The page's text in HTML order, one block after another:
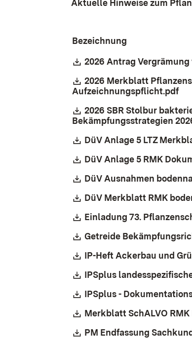
Aktuelle Hinweise zum
Bezeichnung
Download:
2026 Antrag
Download:
2026 Merkblatt
Aufzeichnungspflicht.pdf
Download:
2026 SBR Stolbur
Bekämpfungsstrategien
Download:
DüV Anlage 5 LTZ
Download:
DüV Anlage 5 RMK
Download:
DüV Ausnahmen
Download:
DüV Merkblatt RMK
Download:
Einladung 73.
Download:
Getreide
Download:
IP-Heft Ackerbau und
Download:
IPSplus
Download:
IPSplus -
Download:
Merkblatt SchALVO
Download:
PM Endfassung